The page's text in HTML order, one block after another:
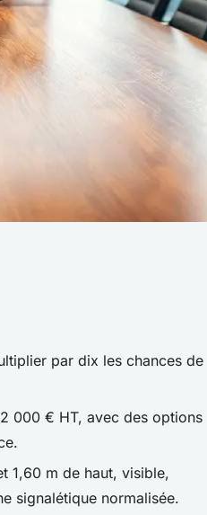
par dix les chances de
000 € HT, avec des options
1,60 m de haut, visible,
signalétique normalisée.